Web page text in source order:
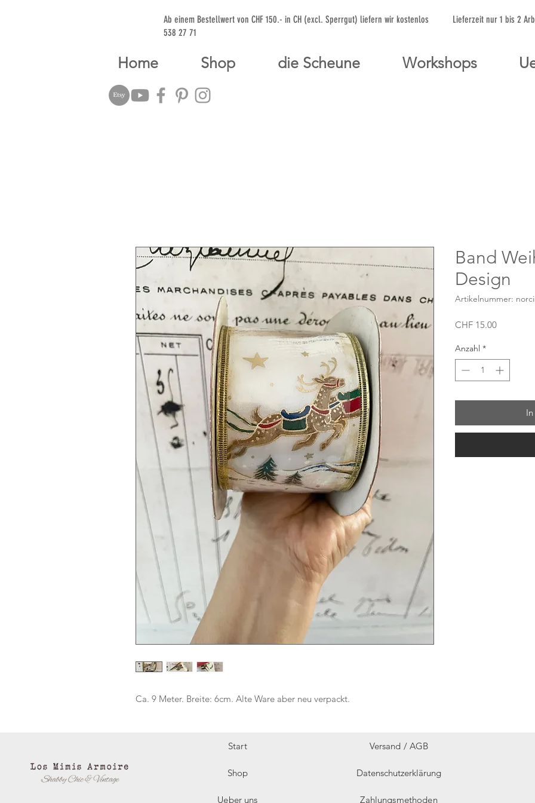
Ab einem Bestellwert von CHF 150.- in CH (excl. Sperrgut) liefern wir kostenlos Lieferzeit nur 1 bis
538 27 71
Home Shop die Scheune Workshops
Ca. 9 Meter. Breite: 6cm. Alte Ware aber neu verpackt.
Band
Design
Artikelnummer:
CHF 15.00Preis
Anzahl *
Start
Shop
Ueber uns
Versand /AGB
Datenschutzerklärung
Zahlungsmethoden